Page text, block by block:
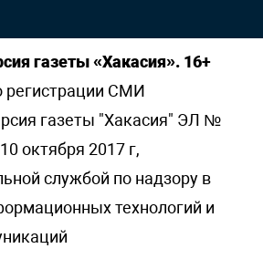
газеты «Хакасия». 16+
регистрации СМИ
газеты "Хакасия" ЭЛ №
октября 2017 г,
службой по надзору в
технологий и